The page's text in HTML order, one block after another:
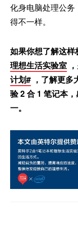
化身电脑处理公
得不一样。
如果你想了解这
理想生活实验室
计划# ，了解更
验 2 合 1 笔记本
一。